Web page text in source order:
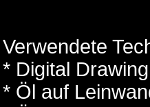
Verwendete
* Digital Drawing
* Öl auf